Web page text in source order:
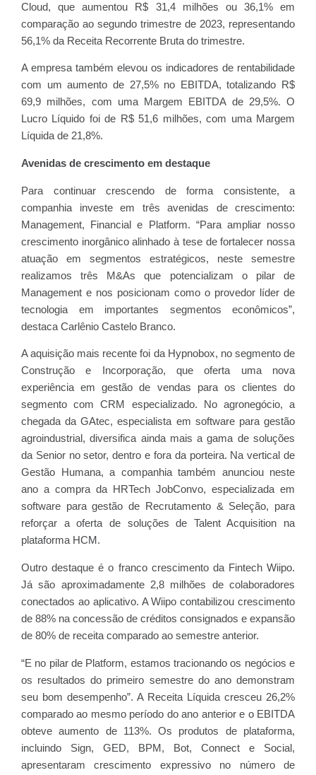
Cloud, que aumentou R$ 31,4 milhões ou 36,1% em
comparação ao segundo trimestre de 2023, representando
56,1% da Receita Recorrente Bruta do trimestre.
A empresa também elevou os indicadores de rentabilidade
com um aumento de 27,5% no EBITDA, totalizando R$
69,9 milhões, com uma Margem EBITDA de 29,5%. O
Lucro Líquido foi de R$ 51,6 milhões, com uma Margem
Líquida de 21,8%.
Avenidas de crescimento em destaque
Para continuar crescendo de forma consistente, a
companhia investe em três avenidas de crescimento:
Management, Financial e Platform. “Para ampliar nosso
crescimento inorgânico alinhado à tese de fortalecer nossa
atuação em segmentos estratégicos, neste semestre
realizamos três M&As que potencializam o pilar de
Management e nos posicionam como o provedor líder de
tecnologia em importantes segmentos econômicos”,
destaca Carlênio Castelo Branco.
A aquisição mais recente foi da Hypnobox, no segmento de
Construção e Incorporação, que oferta uma nova
experiência em gestão de vendas para os clientes do
segmento com CRM especializado. No agronegócio, a
chegada da GAtec, especialista em software para gestão
agroindustrial, diversifica ainda mais a gama de soluções
da Senior no setor, dentro e fora da porteira. Na vertical de
Gestão Humana, a companhia também anunciou neste
ano a compra da HRTech JobConvo, especializada em
software para gestão de Recrutamento & Seleção, para
reforçar a oferta de soluções de Talent Acquisition na
plataforma HCM.
Outro destaque é o franco crescimento da Fintech Wiipo.
Já são aproximadamente 2,8 milhões de colaboradores
conectados ao aplicativo. A Wiipo contabilizou crescimento
de 88% na concessão de créditos consignados e expansão
de 80% de receita comparado ao semestre anterior.
“E no pilar de Platform, estamos tracionando os negócios e
os resultados do primeiro semestre do ano demonstram
seu bom desempenho”. A Receita Líquida cresceu 26,2%
comparado ao mesmo período do ano anterior e o EBITDA
obteve aumento de 113%. Os produtos de plataforma,
incluindo Sign, GED, BPM, Bot, Connect e Social,
apresentaram crescimento expressivo no número de